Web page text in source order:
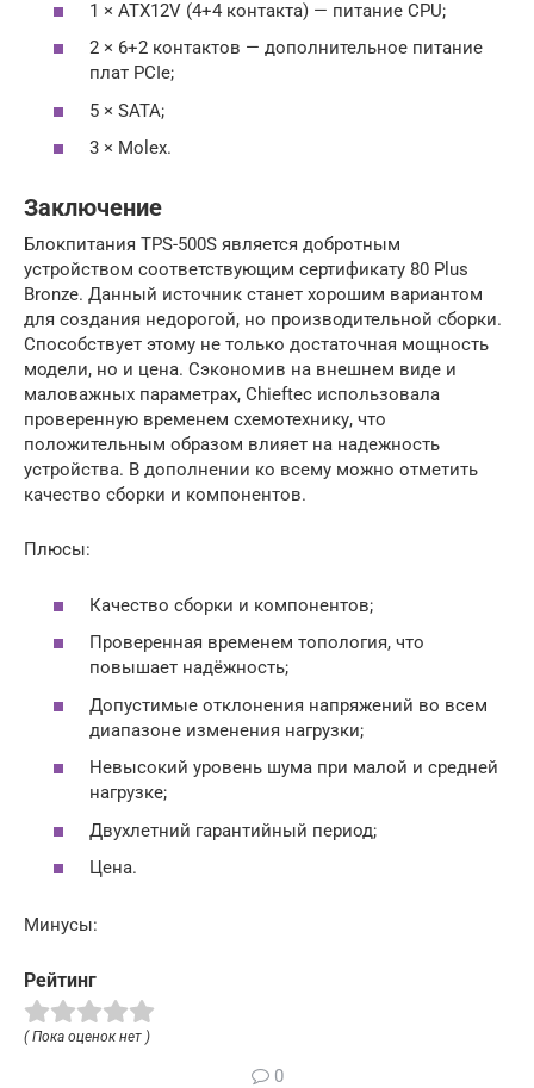
1 × ATX12V (4+4 контакта) — питание CPU;
2 × 6+2 контактов — дополнительное питание
плат PCIe;
5 × SATA;
3 × Molex.
Заключение
Блокпитания TPS-500S является добротным
устройством соответствующим сертификату 80 Plus
Bronze. Данный источник станет хорошим вариантом
для создания недорогой, но производительной сборки.
Способствует этому не только достаточная мощность
модели, но и цена. Сэкономив на внешнем виде и
маловажных параметрах, Chieftec использовала
проверенную временем схемотехнику, что
положительным образом влияет на надежность
устройства. В дополнении ко всему можно отметить
качество сборки и компонентов.
Плюсы:
Качество сборки и компонентов;
Проверенная временем топология, что
повышает надёжность;
Допустимые отклонения напряжений во всем
диапазоне изменения нагрузки;
Невысокий уровень шума при малой и средней
нагрузке;
Двухлетний гарантийный период;
Цена.
Минусы:
Рейтинг
( Пока оценок нет )
0